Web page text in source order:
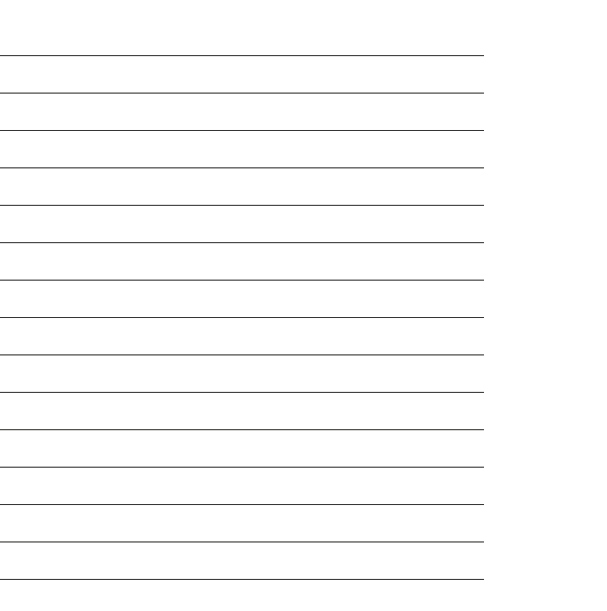
POLÍTICA DE
POLÍTICA DE
CANAL ÈTIC